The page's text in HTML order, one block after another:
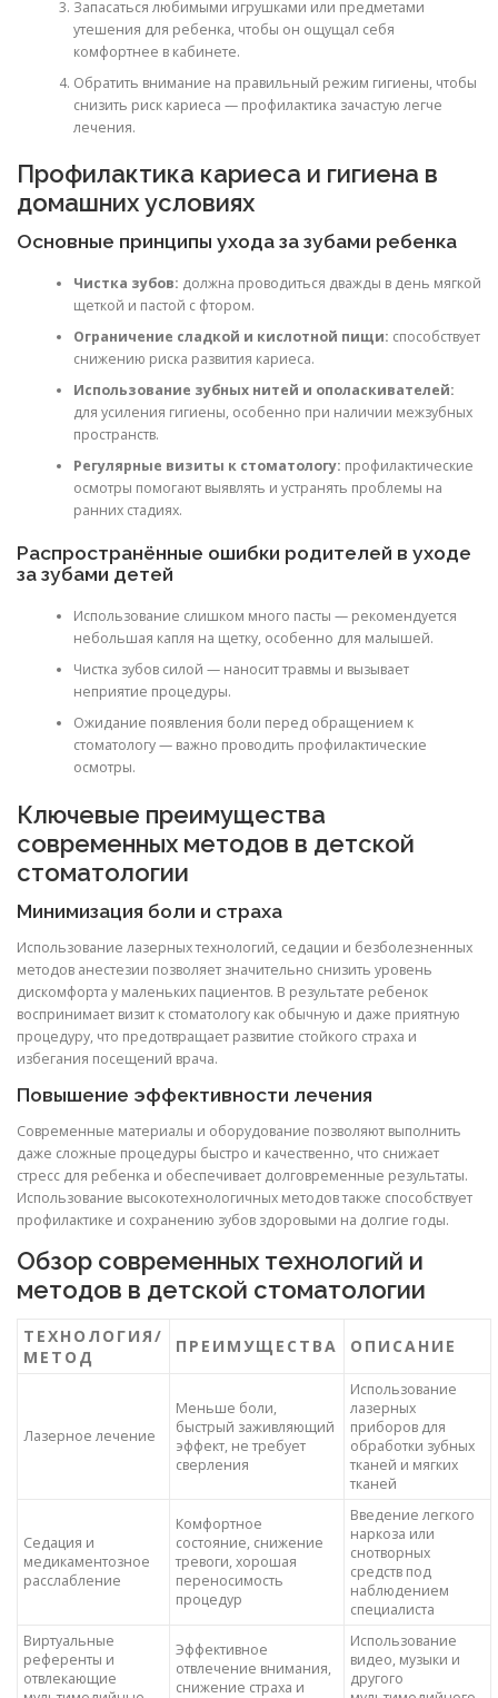
Запасаться любимыми игрушками или предметами
утешения для ребенка, чтобы он ощущал себя
комфортнее в кабинете.
Обратить внимание на правильный режим гигиены, чтобы
снизить риск кариеса — профилактика зачастую легче
лечения.
Профилактика кариеса и гигиена в
домашних условиях
Основные принципы ухода за зубами ребенка
Чистка зубов: должна проводиться дважды в день мягкой
щеткой и пастой с фтором.
Ограничение сладкой и кислотной пищи: способствует
снижению риска развития кариеса.
Использование зубных нитей и ополаскивателей:
для усиления гигиены, особенно при наличии межзубных
пространств.
Регулярные визиты к стоматологу: профилактические
осмотры помогают выявлять и устранять проблемы на
ранних стадиях.
Распространённые ошибки родителей в уходе
за зубами детей
Использование слишком много пасты — рекомендуется
небольшая капля на щетку, особенно для малышей.
Чистка зубов силой — наносит травмы и вызывает
неприятие процедуры.
Ожидание появления боли перед обращением к
стоматологу — важно проводить профилактические
осмотры.
Ключевые преимущества
современных методов в детской
стоматологии
Минимизация боли и страха
Использование лазерных технологий, седации и безболезненных
методов анестезии позволяет значительно снизить уровень
дискомфорта у маленьких пациентов. В результате ребенок
воспринимает визит к стоматологу как обычную и даже приятную
процедуру, что предотвращает развитие стойкого страха и
избегания посещений врача.
Повышение эффективности лечения
Современные материалы и оборудование позволяют выполнить
даже сложные процедуры быстро и качественно, что снижает
стресс для ребенка и обеспечивает долговременные результаты.
Использование высокотехнологичных методов также способствует
профилактике и сохранению зубов здоровыми на долгие годы.
Обзор современных технологий и
методов в детской стоматологии
ТЕХНОЛОГИЯ/
МЕТОД
ПРЕИМУЩЕСТВА ОПИСАНИЕ
Лазерное лечение
Меньше боли,
быстрый заживляющий
эффект, не требует
сверления
Использование
лазерных
приборов для
обработки зубных
тканей и мягких
тканей
Седация и
медикаментозное
расслабление
Комфортное
состояние, снижение
тревоги, хорошая
переносимость
процедур
Введение легкого
наркоза или
снотворных
средств под
наблюдением
специалиста
Виртуальные
референты и
отвлекающие
Эффективное
отвлечение внимания,
снижение страха и
Использование
видео, музыки и
другого